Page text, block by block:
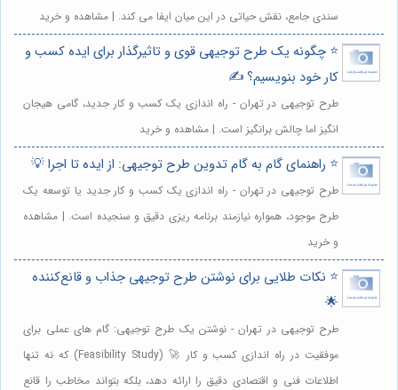
سندی جامع، نقش حیاتی در این میان ایفا می کند. | مشاهده و خرید
⭐️ چگونه یک طرح توجیهی قوی و تاثیرگذار برای ایده کسب و
کار خود بنویسیم؟ ✍️
طرح توجیهی در تهران - راه اندازی یک کسب و کار جدید، گامی هیجان
انگیز اما چالش برانگیز است. | مشاهده و خرید
⭐️ راهنمای گام به گام تدوین طرح توجیهی: از ایده تا اجرا 💡
طرح توجیهی در تهران - راه اندازی یک کسب و کار جدید یا توسعه یک
طرح موجود، همواره نیازمند برنامه ریزی دقیق و سنجیده است. | مشاهده
و خرید
⭐️ نکات طلایی برای نوشتن طرح توجیهی جذاب و قانع‌کننده
🌟
طرح توجیهی در تهران - نوشتن یک طرح توجیهی: گام های عملی برای
موفقیت در راه اندازی کسب و کار 🚀 (Feasibility Study) که نه تنها
اطلاعات فنی و اقتصادی دقیق را ارائه دهد، بلکه بتواند مخاطب را قانع